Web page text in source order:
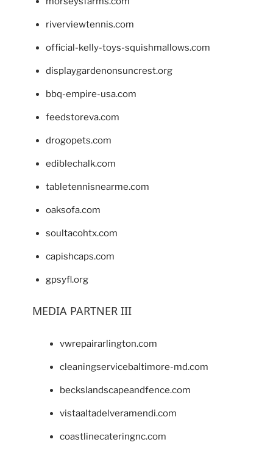
riverviewtennis.com
official-kelly-toys-squishmallows.com
displaygardenonsuncrest.org
bbq-empire-usa.com
feedstoreva.com
drogopets.com
ediblechalk.com
tabletennisnearme.com
oaksofa.com
soultacohtx.com
capishcaps.com
gpsyfl.org
MEDIA PARTNER III
vwrepairarlington.com
cleaningservicebaltimore-md.com
beckslandscapeandfence.com
vistaaltadelveramendi.com
coastlinecateringnc.com